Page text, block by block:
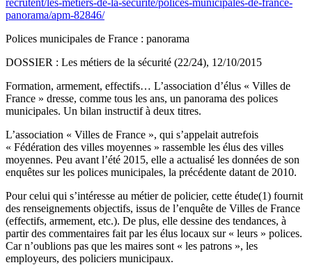
panorama/apm-82846/
Polices municipales de France : panorama
DOSSIER : Les métiers de la sécurité (22/24), 12/10/2015
Formation, armement, effectifs… L’association d’élus « Villes de
France » dresse, comme tous les ans, un panorama des polices
municipales. Un bilan instructif à deux titres.
L’association « Villes de France », qui s’appelait autrefois
« Fédération des villes moyennes » rassemble les élus des villes
moyennes. Peu avant l’été 2015, elle a actualisé les données de son
enquêtes sur les polices municipales, la précédente datant de 2010.
Pour celui qui s’intéresse au métier de policier, cette étude(1) fournit
des renseignements objectifs, issus de l’enquête de Villes de France
(effectifs, armement, etc.). De plus, elle dessine des tendances, à
partir des commentaires fait par les élus locaux sur « leurs » polices.
Car n’oublions pas que les maires sont « les patrons », les
employeurs, des policiers municipaux.